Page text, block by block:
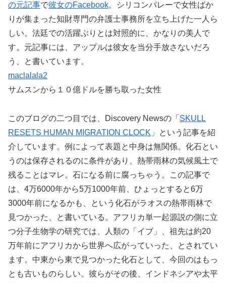
の元記事で彼女のFacebook。シリコンバレーで女性ばか
りが集まった知財専門の弁護士事務所を立ち上げた一人ら
しい。法廷での活躍ぶりとは対照的に、かなりの美人で
す。元記事には、アップルは彼女を当分手放さないだろ
う、と書いています。
maclalala2
サムスンから１０億ドルを勝ち取った女性
このブログの二つ目では、Discovery Newsの「 SKULL
RESETS HUMAN MIGRATION CLOCK 」という記事を紹
介しています。例によって表題と中身は無関係。化石とい
うのは保存されるのに条件があり、熱帯雨林の気候風土で
残ることはマレ。石になる前に腐っちゃう。この記事で
は、4万6000年から5万1000年前、ひょっとすると6万
3000年前になるかも、という化石がラオスの熱帯雨林で
見つかった、と書いている。アフリカ単一起源説の側に立
つ分子生物学の研究では、人類の「イブ」、祖先は約20
万年前にアフリカから世界へ広がっていった、とされてい
ます。中東から東で見つかった化石として、今回のはもっ
とも古いものらしい。彼らがその後、インドネシアや太平